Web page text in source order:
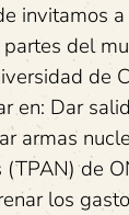
invitamos
del
de
en: Dar
armas
de
los